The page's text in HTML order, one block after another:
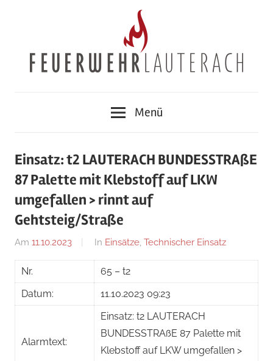
Lauterach
Menü
Einsatz: t2 LAUTERACH BUNDESSTRAßE
87 Palette mit Klebstoff auf LKW
umgefallen > rinnt auf
Gehtsteig/Straße
Am 11.10.2023
Von
Jakob
Steiner
In Einsätze, Technischer Einsatz
Nr.
65 – t2
Datum:
11.10.2023 09:23
Alarmtext:
Einsatz: t2 LAUTERACH
BUNDESSTRAßE 87 Palette mit
Klebstoff auf LKW umgefallen >